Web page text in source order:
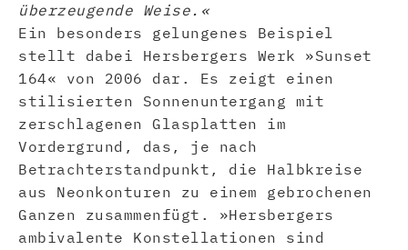
überzeugende Weise.«
Ein besonders gelungenes Beispiel
stellt dabei Hersbergers Werk »Sunset
164« von 2006 dar. Es zeigt einen
stilisierten Sonnenuntergang mit
zerschlagenen Glasplatten im
Vordergrund, das, je nach
Betrachterstandpunkt, die Halbkreise
aus Neonkonturen zu einem gebrochenen
Ganzen zusammenfügt. »Hersbergers
ambivalente Konstellationen sind